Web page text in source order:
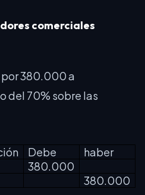
comerciales
por 380.000 a
del 70% sobre las
Debe
haber
380.000
380.000